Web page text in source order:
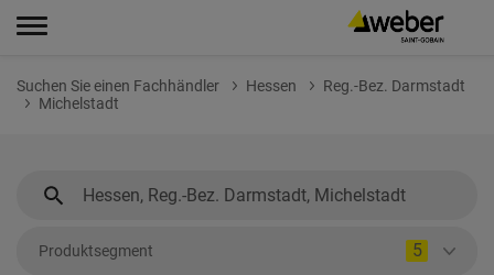
Suchen Sie einen Fachhändler Hessen
Reg.-Bez. Darmstadt
Michelstadt
Produktsegment 5